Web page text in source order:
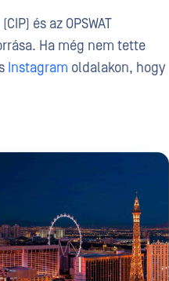
és az OPSWAT
Ha még nem tette
Instagram oldalakon, hogy